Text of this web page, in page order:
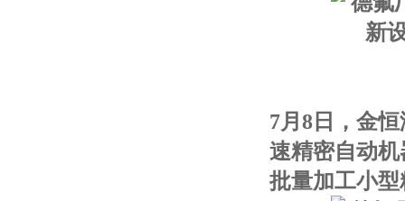
7月8日，金
速精密自动
批量加工小